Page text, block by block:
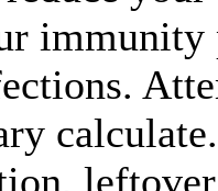
immunity